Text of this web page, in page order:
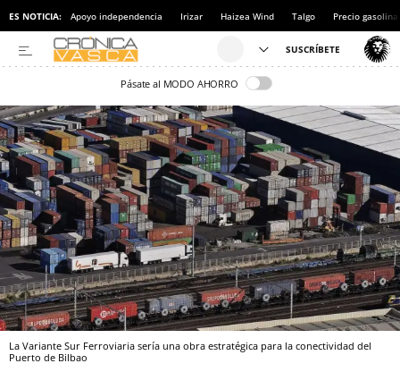
ES NOTICIA: Apoyo independencia Irizar Haizea Wind Talgo Precio gasolina
Pásate al MODO AHORRO
La Variante Sur Ferroviaria sería una obra estratégica para la conectividad del
Puerto de Bilbao